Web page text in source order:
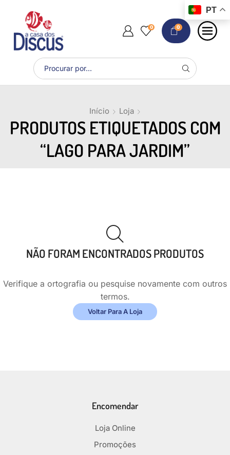
0 0
Início Loja
PRODUTOS ETIQUETADOS COM
“LAGO PARA JARDIM”
NÃO FORAM ENCONTRADOS PRODUTOS
Verifique a ortografia ou pesquise novamente com outros
termos.
Voltar Para A Loja
Encomendar
Loja Online
Promoções
PT